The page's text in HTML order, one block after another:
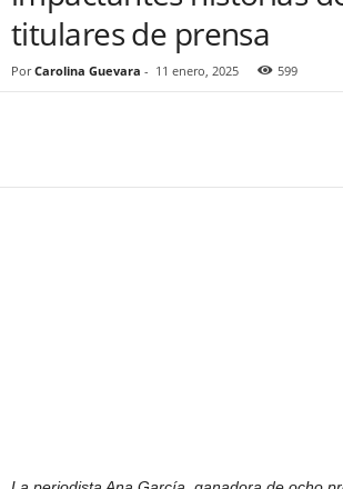
titulares de prensa
Por Carolina Guevara - 11 enero, 2025 599